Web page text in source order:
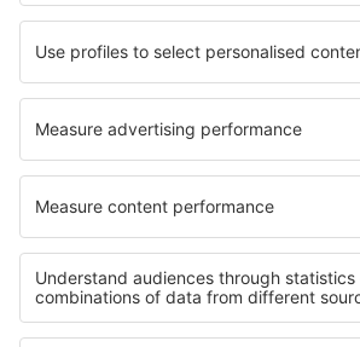
Hotely in St Crepin Hotely in Baumberg
Hotely Minglanilla Hotely in Ibos
Nejlepší hotely - regiony
Hotely in Querétaro Hotely in Jalisco
Hotely in Quintana Roo Hotely v Jižní
Hotely na Maledivách Hotely in Michigan